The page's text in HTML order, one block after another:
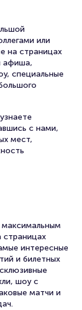
или
на страницах
афиша,
специальные
с нами,
мест,
страницах
интересные
и билетных
шоу с
матчи и